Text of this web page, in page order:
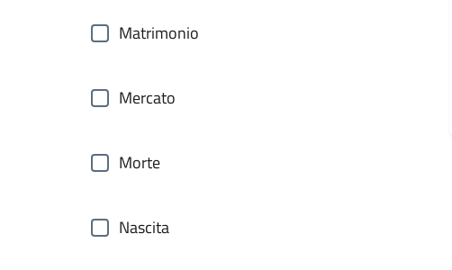
Matrimonio
Mercato
Morte
Nascita